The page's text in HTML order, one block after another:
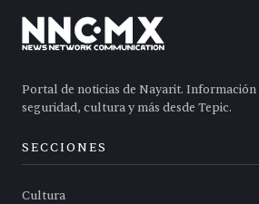
Portal de noticias de Nayarit.
seguridad, cultura y más desde Tepic.
SECCIONES
Cultura